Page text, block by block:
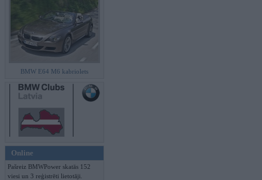
BMW E64 M6 kabriolets
Online
Pašreiz BMWPower skatās 152
viesi un 3 reģistrēti lietotāji.